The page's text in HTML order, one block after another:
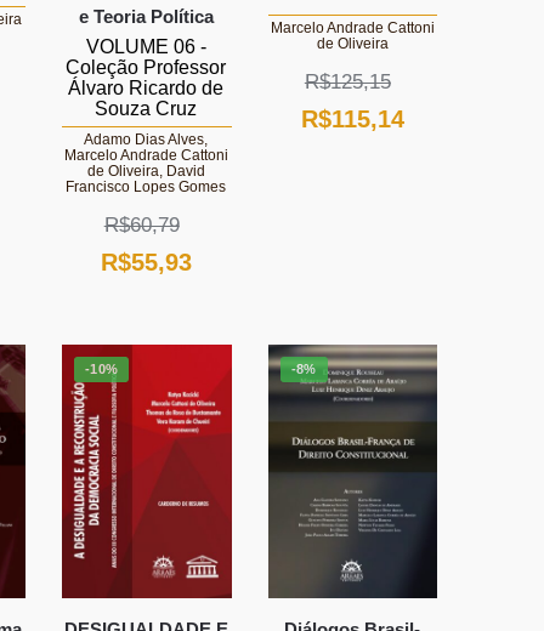
e Teoria Política
VOLUME 06 -
Coleção Professor
Álvaro Ricardo de
Souza Cruz
Adamo Dias Alves,
Marcelo Andrade Cattoni
de Oliveira, David
Francisco Lopes Gomes
R$60,79
O
original
era:
R$60,79.
R$55,93O
atual
R$55,93.
Marcelo Andrade Cattoni
de Oliveira
R$125,15
O
R$115,14O
-10% -8%